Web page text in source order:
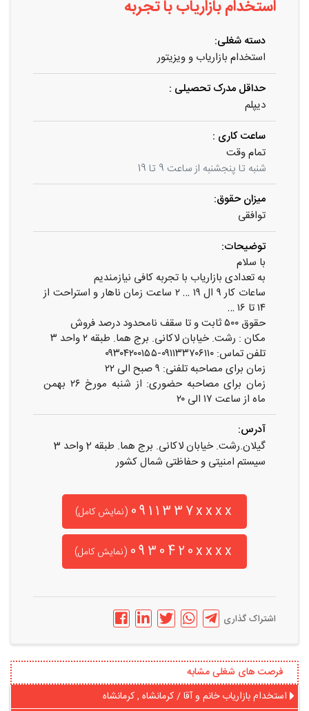
استخدام بازاریاب با تجربه
دسته شغلی:
استخدام بازاریاب و ویزیتور
حداقل مدرک تحصیلی :
دیپلم
ساعت کاری :
تمام وقت
شنبه تا پنجشنبه از ساعت 9 تا 19
میزان حقوق:
توافقی
توضیحات:
با سلام
به تعدادی بازاریاب با تجربه کافی نیازمندیم
ساعات کار ۹ ال ۱۹ … ۲ ساعت زمان ناهار و استراحت از
۱۴ تا ۱۶ …
حقوق ۵۰۰ ثابت و تا سقف نامحدود درصد فروش
مکان : رشت. خیابان لاکانی. برج هما. طبقه ۲ واحد ۳
تلفن تماس: ۰۹۱۱۳۳۷۰۶۱۱۰-۰۹۳۰۴۲۰۰۱۵۵
زمان برای مصاحبه تلفنی: ۹ صبح الی ۲۲
زمان برای مصاحبه حضوری: از شنبه مورخ ۲۶ بهمن
ماه از ساعت ۱۷ الی ۲۰
آدرس:
گیلان.رشت. خیابان لاکانی. برج هما. طبقه 2 واحد 3
سیستم امنیتی و حفاظتی شمال کشور
0911337xxxx (نمایش کامل)
0930420xxxx (نمایش کامل)
اشتراک گذاری
فرصت های شغلی مشابه
استخدام بازاریاب خانم و آقا / کرمانشاه , کرمانشاه